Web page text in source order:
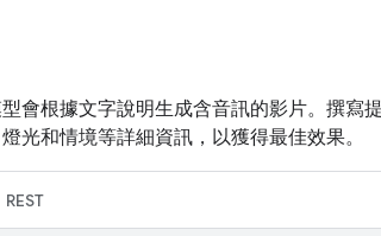
會根據文字說明生成含音訊的影片。撰寫
光和情境等詳細資訊，以獲得最佳效果。
REST